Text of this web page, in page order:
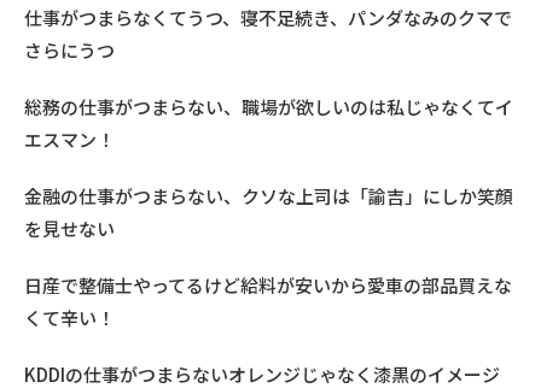
仕事がつまらなくてうつ、寝不足続き、パンダなみのクマで
さらにうつ
総務の仕事がつまらない、職場が欲しいのは私じゃなくてイ
エスマン！
金融の仕事がつまらない、クソな上司は「諭吉」にしか笑顔
を見せない
日産で整備士やってるけど給料が安いから愛車の部品買えな
くて辛い！
KDDIの仕事がつまらないオレンジじゃなく漆黒のイメージ